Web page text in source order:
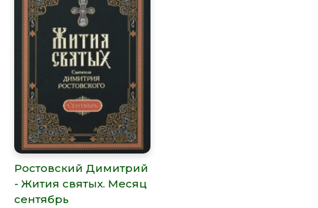
Ростовский Димитрий
- Жития святых. Месяц
сентябрь